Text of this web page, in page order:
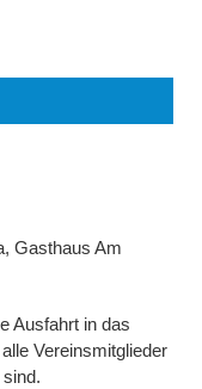
Gasthaus Am
Ausfahrt in das
Vereinsmitglieder